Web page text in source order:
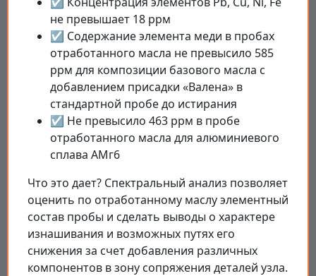
не превышает 18 ррм
☑ Содержание элемента меди в пробах
отработанного масла не превысило 585
ррм для композиции базового масла с
добавлением присадки «Валена» в
стандартной пробе до истирания
☑ Не превысило 463 ррм в пробе
отработанного масла для алюминиевого
сплава АМг6
Что это дает? Спектральный анализ позволяет
оценить по отработанному маслу элементный
состав пробы и сделать выводы о характере
изнашивания и возможных путях его
снижения за счет добавления различных
компонентов в зону сопряжения деталей узла.